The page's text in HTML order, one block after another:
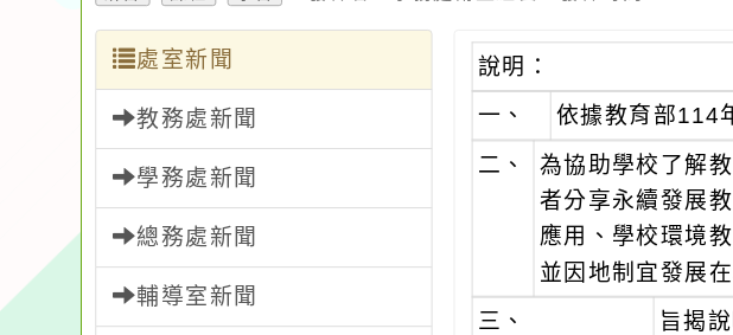
處室新聞
教務處新聞
學務處新聞
總務處新聞
輔導室新聞
說明：
一、 依據教育部114
二、
為協助學校了解
者分享永續發展
應用、學校環境
並因地制宜發展
三、
旨揭